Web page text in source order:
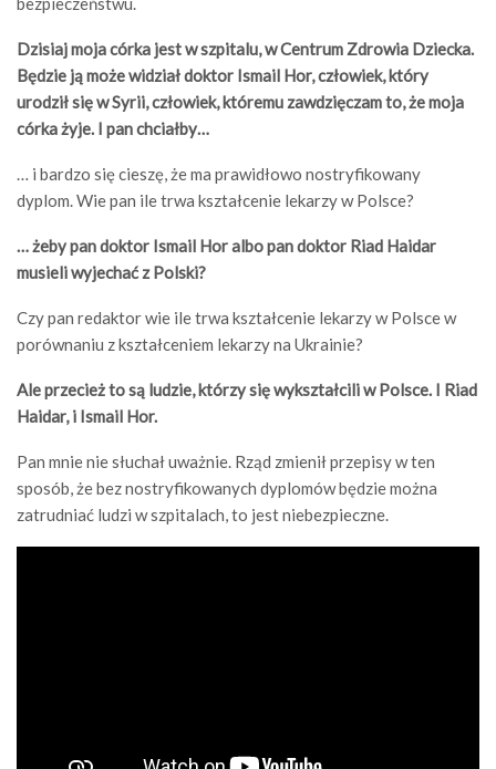
Dzisiaj moja córka jest w szpitalu, w Centrum Zdrowia Dziecka.
Będzie ją może widział doktor Ismail Hor, człowiek, który
urodził się w Syrii, człowiek, któremu zawdzięczam to, że moja
córka żyje. I pan chciałby…
… i bardzo się cieszę, że ma prawidłowo nostryfikowany
dyplom. Wie pan ile trwa kształcenie lekarzy w Polsce?
… żeby pan doktor Ismail Hor albo pan doktor Riad Haidar
musieli wyjechać z Polski?
Czy pan redaktor wie ile trwa kształcenie lekarzy w Polsce w
porównaniu z kształceniem lekarzy na Ukrainie?
Ale przecież to są ludzie, którzy się wykształcili w Polsce. I Riad
Haidar, i Ismail Hor.
Pan mnie nie słuchał uważnie. Rząd zmienił przepisy w ten
sposób, że bez nostryfikowanych dyplomów będzie można
zatrudniać ludzi w szpitalach, to jest niebezpieczne.